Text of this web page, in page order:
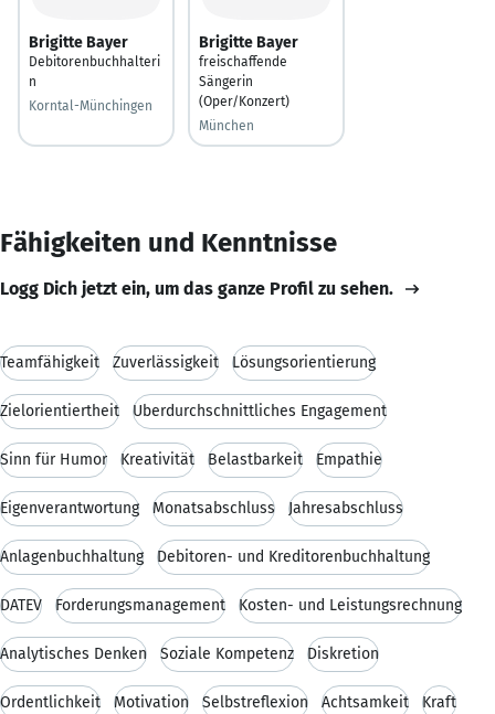
Brigitte Bayer
Debitorenbuchhalteri
n
Korntal-Münchingen
Brigitte Bayer
freischaffende
Sängerin
(Oper/Konzert)
München
Fähigkeiten und Kenntnisse
Logg Dich jetzt ein, um das ganze Profil zu sehen.
Teamfähigkeit Zuverlässigkeit Lösungsorientierung
Zielorientiertheit Überdurchschnittliches Engagement
Sinn für Humor Kreativität Belastbarkeit Empathie
Eigenverantwortung Monatsabschluss Jahresabschluss
Anlagenbuchhaltung Debitoren- und Kreditorenbuchhaltung
DATEV Forderungsmanagement Kosten- und Leistungsrechnung
Analytisches Denken Soziale Kompetenz Diskretion
Ordentlichkeit Motivation Selbstreflexion Achtsamkeit Kraft